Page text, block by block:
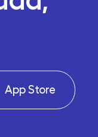
App Store